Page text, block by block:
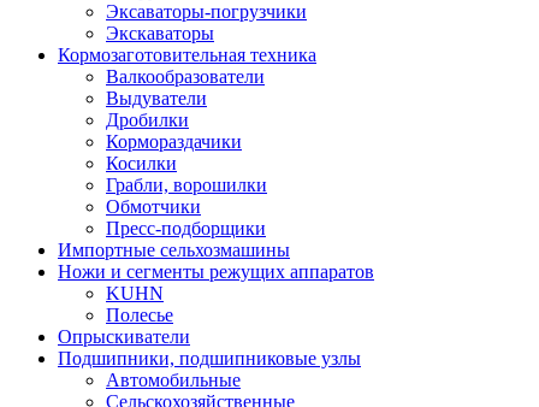
Эксаваторы-погрузчики
Экскаваторы
Кормозаготовительная техника
Валкообразователи
Выдуватели
Дробилки
Кормораздачики
Косилки
Грабли, ворошилки
Обмотчики
Пресс-подборщики
Импортные сельхозмашины
Ножи и сегменты режущих аппаратов
KUHN
Полесье
Опрыскиватели
Подшипники, подшипниковые узлы
Автомобильные
Сельскохозяйственные